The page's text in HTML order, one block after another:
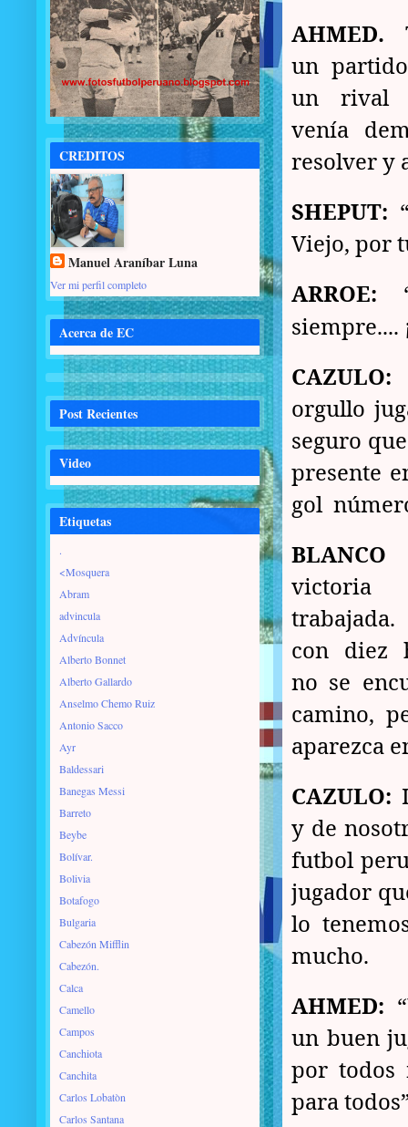
AHMED.
un
un rival
venía
resolver y
SHEPUT:
Viejo, por
ARROE:
siempre....
CAZULO:
orgullo
seguro
presente
gol
BLANCO
con diez
no se
camino,
aparezca
CAZULO:
y de
futbol
jugador
lo
mucho.
AHMED:
un buen
por todos
para
CREDITOS
Manuel Araníbar Luna
Ver mi perfil completo
Acerca de EC
Post Recientes
Video
Etiquetas
.
<Mosquera
Abram
advincula
Advíncula
Alberto Bonnet
Alberto Gallardo
Anselmo Chemo Ruiz
Antonio Sacco
Ayr
Baldessari
Banegas Messi
Barreto
Beybe
Bolívar.
Bolivia
Botafogo
Bulgaria
Cabezón Mifflin
Cabezón.
Calca
Camello
Campos
Canchiota
Canchita
Carlos Lobatòn
Carlos Santana